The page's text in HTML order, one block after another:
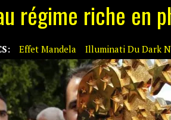
régime riche en
Effet Mandela Illuminati Du Dark